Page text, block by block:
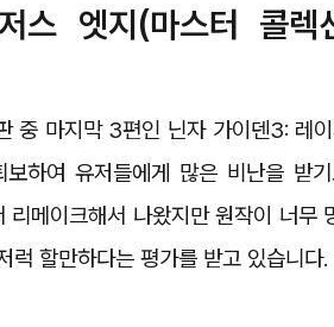
스 엣지(마스터 콜
중 마지막 3편인 닌자 가이덴3: 레
하여 유저들에게 많은 비난을 받
메이크해서 나왔지만 원작이 너무
럭 할만하다는 평가를 받고 있습니다.